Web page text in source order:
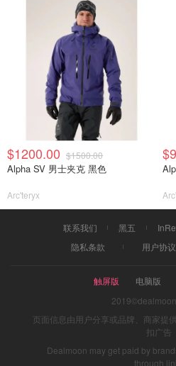
$1200.00 $1500.00
Alpha SV 男士夹克 黑色
Arc'teryx
联系我们 黑五
隐私条款
用户协议
触屏版 电脑版
页面信息由用户分享或品牌、商家提
扣广告
Dealmoon may get paid by
through